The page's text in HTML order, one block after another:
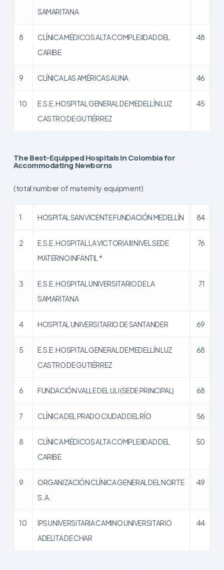
SAMARITANA
8
CLÍNICA MÉDICOS ALTA COMPLEJIDAD DEL
CARIBE
48
9 CLÍNICA LAS AMÉRICAS AUNA 46
10
E.S.E. HOSPITAL GENERAL DE MEDELLÍN LUZ
CASTRO DE GUTIÉRREZ
45
The Best-Equipped Hospitals in Colombia for
Accommodating Newborns
(total number of maternity equipment)
1 HOSPITAL SAN VICENTE FUNDACIÓN MEDELLÍN 84
2
E.S.E. HOSPITAL LA VICTORIA III NIVEL SEDE
MATERNO INFANTIL *
76
3
E.S.E. HOSPITAL UNIVERSITARIO DE LA
SAMARITANA
71
4 HOSPITAL UNIVERSITARIO DE SANTANDER 69
5
E.S.E. HOSPITAL GENERAL DE MEDELLÍN LUZ
CASTRO DE GUTIÉRREZ
68
6 FUNDACIÓN VALLE DEL LILI (SEDE PRINCIPAL) 68
7 CLÍNICA DEL PRADO CIUDAD DEL RÍO 56
8
CLÍNICA MÉDICOS ALTA COMPLEJIDAD DEL
CARIBE
50
9
ORGANIZACIÓN CLÍNICA GENERAL DEL NORTE
S. A.
49
10
IPS UNIVERSITARIA CAMINO UNIVERSITARIO
ADELITA DE CHAR
44